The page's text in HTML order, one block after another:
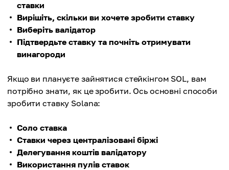
ставки
Вирішіть, скільки ви хочете зробити ставку
Виберіть валідатор
Підтвердьте ставку та почніть отримувати
винагороди
Якщо ви плануєте зайнятися стейкінгом SOL, вам
потрібно знати, як це зробити. Ось основні способи
зробити ставку Solana:
Соло ставка
Ставки через централізовані біржі
Делегування коштів валідатору
Використання пулів ставок